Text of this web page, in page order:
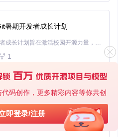
码创作，更多精彩内容等你共创
即登录/注册
暑期开发者成长计划
「源启盛夏」暑期校园开发者成长计划旨在激活校园开源力量，通过积分激励、认证扶持、资源倾斜等形式，引导高校组织和开发者完成「入驻 — 建项目 — 做贡献 — 获认证 — 得资源」的完整闭环。无论你是想带领社团入驻平台的组织者，还是希望用代码贡献证明自己的开发者，都能在这里找到属于你的成长路径。
1
基于Python的Xiaozhi AI，适用于想要完整Xiaozhi体验而无需拥有专用硬件的用户。